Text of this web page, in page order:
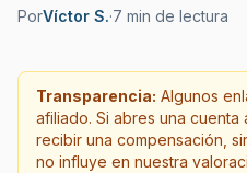
PorVíctor S.·7 min de lectura
Transparencia: Algunos
afiliado. Si abres una
recibir una compensación,
no influye en nuestra